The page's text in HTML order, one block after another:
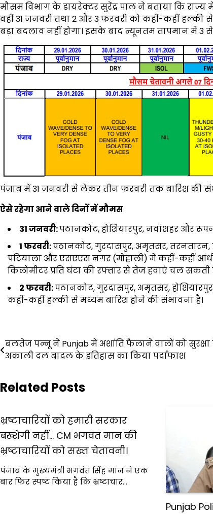
मौसम विभाग के डायरेक्टर सुरेंद्र पाल ने बताया कि राज्य
वहीं 31 जनवरी तथा 2 और 3 फरवरी को कहीं-कहीं
बड़ा बदलाव नहीं होगा। इसके बाद न्यूनतम तापमान में 3 से
पंजाब में 31 जनवरी से लेकर तीन फरवरी तक बारिश की
ऐसे रहेगा आने वाले दिनों में मौमस
31 जनवरी:पठानकोट, होशियारपुर, नवांशहर और
1 फरवरी:पठानकोट, गुरदासपुर, अमृतसर,
पटियाला और एसएएस नगर (मोहाली) में कहीं-कहीं
किलोमीटर प्रति घंटा की रफ्तार से तेज हवाएं चल
2 फरवरी:पठानकोट, गुरदासपुर, अमृतसर,
कहीं-कहीं हल्की से मध्यम बारिश होने की संभावना है।
Post
navigation
बलतेज पन्नू ने Punjab में अशांति फैलाने वालों को
अकाली दल बादल के इतिहास का किया पर्दाफाश
Related Posts
भ्रष्टाचारियों को हमारी सरकार
बख्शेगी नहीं… CM भगवंत मान की
भ्रष्टाचारियों को सख्त चेतावनी।
पंजाब के मुख्यमंत्री भगवंत सिंह मान ने एक
बार फिर स्पष्ट किया है कि भ्रष्टाचार…
Punjab